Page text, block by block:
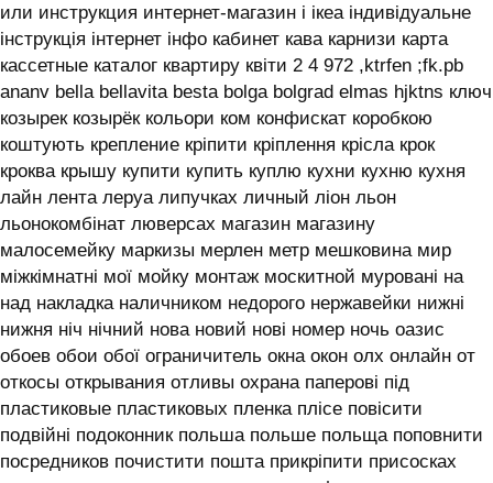
или инструкция интернет-магазин і ікеа індивідуальне
інструкція інтернет інфо кабинет кава карнизи карта
кассетные каталог квартиру квіти 2 4 972 ,ktrfen ;fk.pb
ananv bella bellavita besta bolga bolgrad elmas hjktns ключ
козырек козырёк кольори ком конфискат коробкою
коштують крепление кріпити кріплення крісла крок
кроква крышу купити купить куплю кухни кухню кухня
лайн лента леруа липучках личный ліон льон
льонокомбінат люверсах магазин магазину
малосемейку маркизы мерлен метр мешковина мир
міжкімнатні мої мойку монтаж москитной муровані на
над накладка наличником недорого нержавейки нижні
нижня ніч нічний нова новий нові номер ночь оазис
обоев обои обої ограничитель окна окон олх онлайн от
откосы открывания отливы охрана паперові під
пластиковые пластиковых пленка плісе повісити
подвійні подоконник польша польше польща поповнити
посредников почистити пошта прикріпити присосках